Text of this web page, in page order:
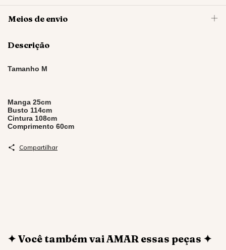
Meios de envio
Descrição
Tamanho M
Manga 25cm
Busto 114cm
Cintura 108cm
Comprimento 60cm
Compartilhar
✦ Você também vai AMAR essas peças ✦